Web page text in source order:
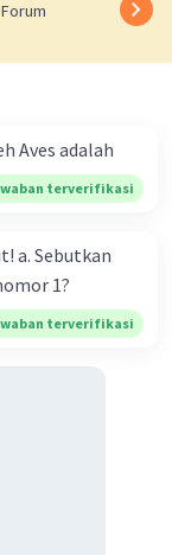
Aves adalah
terverifikasi
1?
terverifikasi